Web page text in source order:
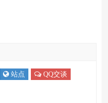
站点 QQ交谈